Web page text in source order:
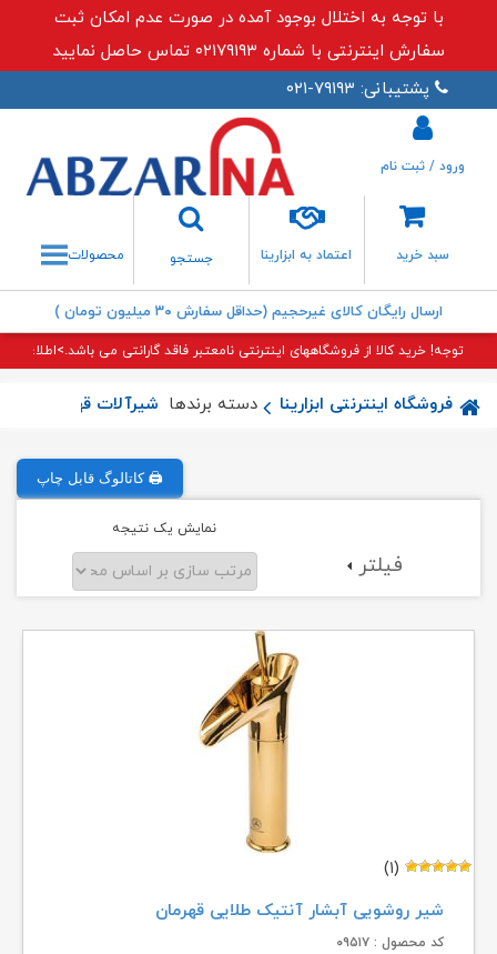
با توجه به اختلال بوجود آمده در صورت عدم امکان ثبت
سفارش اینترنتی با شماره ۰۲۱۷۹۱۹۳ تماس حاصل نمایید
پشتیبانی: ۷۹۱۹۳-۰۲۱
سبد خرید اعتماد به ابزارینا
جستجو
جستجو
ورود / ثبت نام
محصولات
ارسال رایگان کالای غیرحجیم (حداقل سفارش ۳۰ میلیون تومان )
توجه! خرید کالا از فروشگاههای اینترنتی نامعتبر فاقد گارانتی می باشد.>اطلاعات
فروشگاه اینترنتی ابزارینا دسته برندها شیرآلات قهرمان
🖨️ کاتالوگ قابل چاپ
فیلتر
نمایش یک نتیجه
(۱)
شیر روشویی آبشار آنتیک طلایی قهرمان
کد محصول : ۰۹۵۱۷